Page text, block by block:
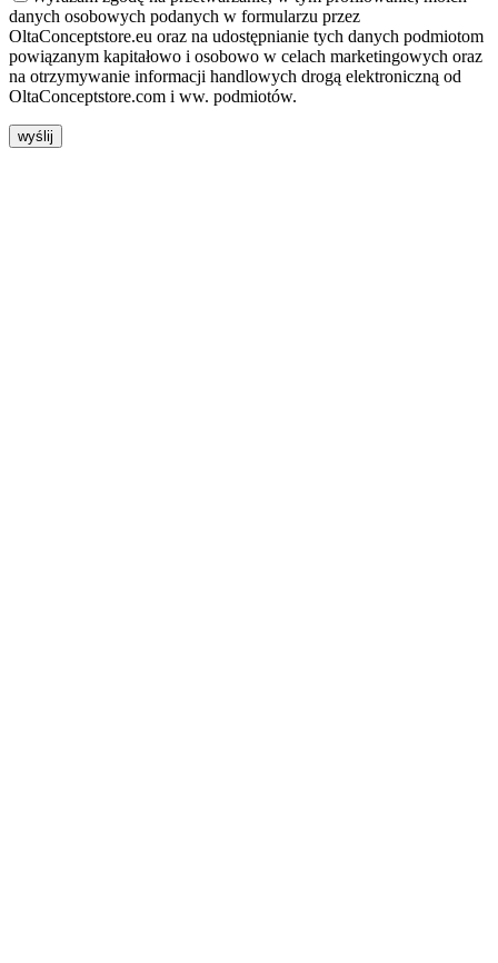
danych osobowych podanych w formularzu przez
OltaConceptstore.eu oraz na udostępnianie tych danych podmiotom
powiązanym kapitałowo i osobowo w celach marketingowych oraz
na otrzymywanie informacji handlowych drogą elektroniczną od
OltaConceptstore.com i ww. podmiotów.